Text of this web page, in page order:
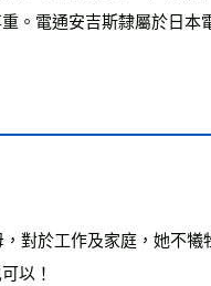
。電通安吉斯隸屬於日本
對於工作及家庭，她不
以！